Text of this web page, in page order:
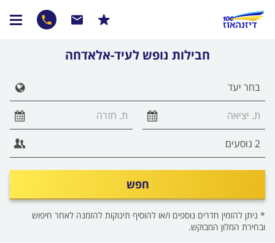
חבילות נופש לעיד-אלאדחה
חפש
* ניתן להזמין חדרים נוספים ו/או להוסיף תינוקות להזמנה לאחר חיפוש
ובחירת המלון המבוקש.